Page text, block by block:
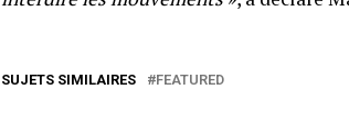
SUJETS SIMILAIRES FEATURED